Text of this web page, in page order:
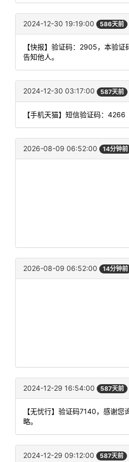
2024-12-30 19:19:00 586天前
【快报】验证码：2905，本验
告知他人。
2024-12-30 03:17:00 587天前
【手机天猫】短信验证码：4266
2026-08-09 06:52:00 14分钟前
2026-08-09 06:52:00 14分钟前
2024-12-29 16:54:00 587天前
【无忧行】验证码7140，感谢您
略。
2024-12-29 09:12:00 587天前